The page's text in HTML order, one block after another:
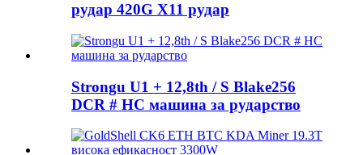
рудар 420G X11 рудар
Strongu U1 + 12,8th / S Blake256
DCR # HC машина за рударство